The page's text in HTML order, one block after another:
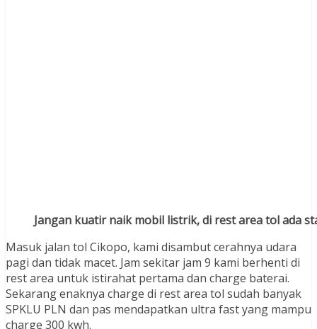
Jangan kuatir naik mobil listrik, di rest area tol ada
Masuk jalan tol Cikopo, kami disambut cerahnya udara
pagi dan tidak macet. Jam sekitar jam 9 kami berhenti di
rest area untuk istirahat pertama dan charge baterai.
Sekarang enaknya charge di rest area tol sudah banyak
SPKLU PLN dan pas mendapatkan ultra fast yang mampu
charge 300 kwh.